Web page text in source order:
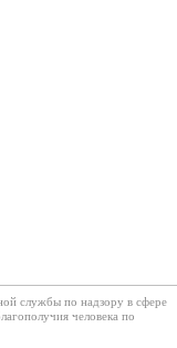
службы по надзору в сфере
человека по